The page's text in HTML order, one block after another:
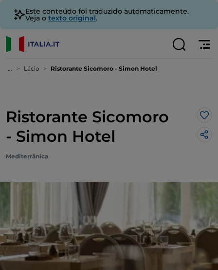
Este conteúdo foi traduzido automaticamente.
Veja o texto original.
... Lácio Ristorante Sicomoro - Simon Hotel
Ristorante Sicomoro
- Simon Hotel
Mediterrânica